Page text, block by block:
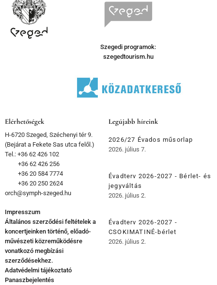
Szegedi programok:
szegedtourism.hu
Elérhetőségek
H-6720 Szeged, Széchenyi tér 9.
(Bejárat a Fekete Sas utca felől.)
Tel.: +36 62 426 102
+36 62 426 256
+36 20 584 7774
+36 20 250 2624
orch@symph-szeged.hu
Impresszum
Általános szerződési feltételek a
koncertjeinken történő, előadó-
művészeti közreműködésre
vonatkozó megbízási
szerződésekhez.
Adatvédelmi tájékoztató
Panaszbejelentés
Legújabb híreink
2026/27 Évados műsorlap
2026. július 7.
Évadterv 2026-2027 - Bérlet- és
jegyváltás
2026. július 2.
Évadterv 2026-2027 -
CSOKIMATINÉ-bérlet
2026. július 2.